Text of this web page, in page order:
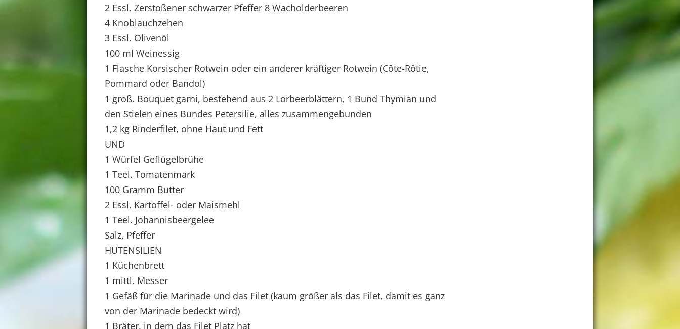
2 Essl. Zerstoßener schwarzer Pfeffer 8 Wacholderbeeren
4 Knoblauchzehen
3 Essl. Olivenöl
100 ml Weinessig
1 Flasche Korsischer Rotwein oder ein anderer kräftiger Rotwein (Côte-Rôtie,
Pommard oder Bandol)
1 groß. Bouquet garni, bestehend aus 2 Lorbeerblättern, 1 Bund Thymian und
den Stielen eines Bundes Petersilie, alles zusammengebunden
1,2 kg Rinderfilet, ohne Haut und Fett
UND
1 Würfel Geflügelbrühe
1 Teel. Tomatenmark
100 Gramm Butter
2 Essl. Kartoffel- oder Maismehl
1 Teel. Johannisbeergelee
Salz, Pfeffer
HUTENSILIEN
1 Küchenbrett
1 mittl. Messer
1 Gefäß für die Marinade und das Filet (kaum größer als das Filet, damit es ganz
von der Marinade bedeckt wird)
1 Bräter, in dem das Filet Platz hat